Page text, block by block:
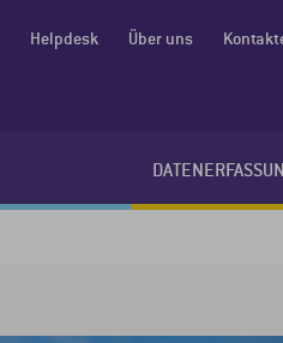
Helpdesk Über uns